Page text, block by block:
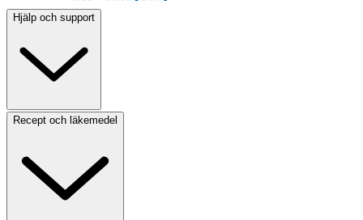
Hjälp och support
Recept och läkemedel